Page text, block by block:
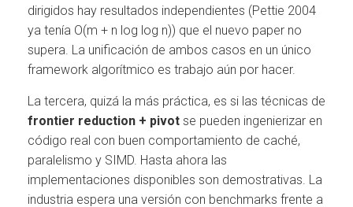
dirigidos hay resultados independientes (Pettie 2004
ya tenía O(m + n log log n)) que el nuevo paper no
supera. La unificación de ambos casos en un único
framework algorítmico es trabajo aún por hacer.
La tercera, quizá la más práctica, es si las técnicas de
frontier reduction + pivot se pueden ingenierizar en
código real con buen comportamiento de caché,
paralelismo y SIMD. Hasta ahora las
implementaciones disponibles son demostrativas. La
industria espera una versión con benchmarks frente a